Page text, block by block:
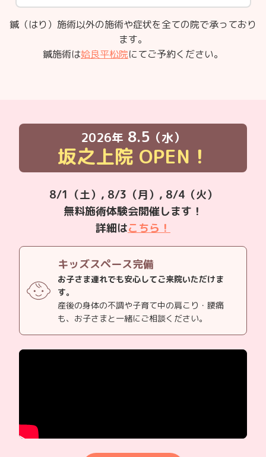
鍼（はり）施術以外の施術や症状を全ての院で承っており
ます。
鍼施術は姶良平松院にてご予約ください。
2026年 8.5 （水）
坂之上院 OPEN！
8/1（土）, 8/3（月）, 8/4（火）
無料施術体験会開催します！
詳細はこちら！
キッズスペース完備
お子さま連れでも安心してご来院いただけま
す。
産後の身体の不調や子育て中の肩こり・腰痛
も、お子さまと一緒にご相談ください。